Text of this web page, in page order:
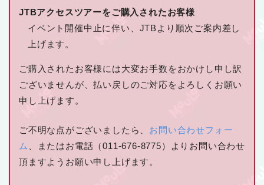
JTBアクセスツアーをご購入されたお客様
イベント開催中止に伴い、JTBより順次ご案内差し
上げます。
ご購入されたお客様には大変お手数をおかけし申し訳
ございませんが、払い戻しのご対応をよろしくお願い
申し上げます。
ご不明な点がございましたら、 お問い合わせフォー
ム
、またはお電話（011-676-8775）よりお問い合わせ
頂ますようお願い申し上げます。